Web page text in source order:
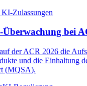
Zulassungen
bei
der ACR 2026 die
und die Einhaltung
(MQSA).